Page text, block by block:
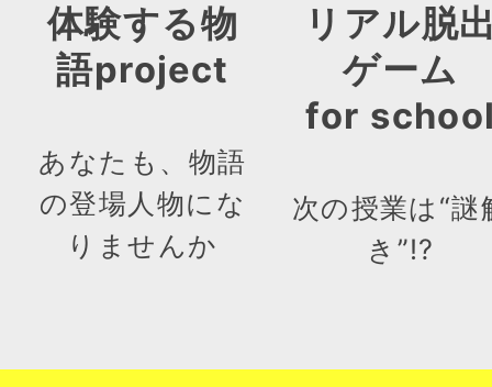
体験する物
語project
あなたも、物語
の登場人物にな
りませんか
リアル脱
ゲーム
for
次の授業は“謎
き”!?